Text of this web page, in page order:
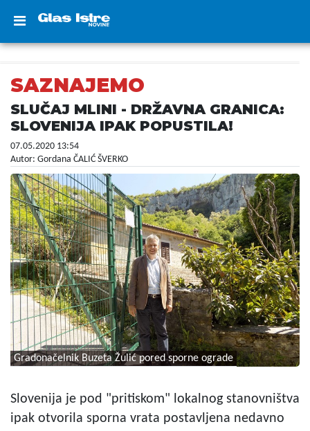
SAZNAJEMO
SLUČAJ MLINI - DRŽAVNA GRANICA:
SLOVENIJA IPAK POPUSTILA!
07.05.2020 13:54
Autor: Gordana ČALIĆ ŠVERKO
Gradonačelnik Buzeta Žulić pored sporne ograde
Slovenija je pod "pritiskom" lokalnog stanovništva
ipak otvorila sporna vrata postavljena nedavno